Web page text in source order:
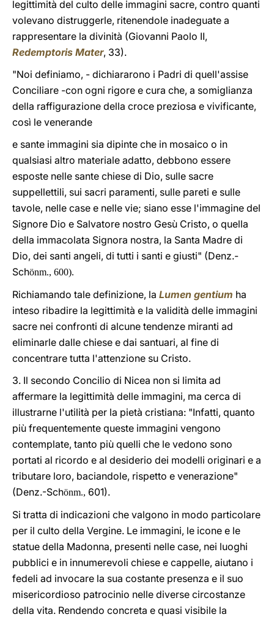
legittimità del culto delle immagini sacre, contro quanti
volevano distruggerle, ritenendole inadeguate a
rappresentare la divinità (Giovanni Paolo II,
Redemptoris Mater, 33).
"Noi definiamo, - dichiararono i Padri di quell'assise
Conciliare -con ogni rigore e cura che, a somiglianza
della raffigurazione della croce preziosa e vivificante,
così le venerande
e sante immagini sia dipinte che in mosaico o in
qualsiasi altro materiale adatto, debbono essere
esposte nelle sante chiese di Dio, sulle sacre
suppellettili, sui sacri paramenti, sulle pareti e sulle
tavole, nelle case e nelle vie; siano esse l'immagine del
Signore Dio e Salvatore nostro Gesù Cristo, o quella
della immacolata Signora nostra, la Santa Madre di
Dio, dei santi angeli, di tutti i santi e giusti" (Denz.-
Schönm., 600).
Richiamando tale definizione, la Lumen gentium ha
inteso ribadire la legittimità e la validità delle immagini
sacre nei confronti di alcune tendenze miranti ad
eliminarle dalle chiese e dai santuari, al fine di
concentrare tutta l'attenzione su Cristo.
3. Il secondo Concilio di Nicea non si limita ad
affermare la legittimità delle immagini, ma cerca di
illustrarne l'utilità per la pietà cristiana: "Infatti, quanto
più frequentemente queste immagini vengono
contemplate, tanto più quelli che le vedono sono
portati al ricordo e al desiderio dei modelli originari e a
tributare loro, baciandole, rispetto e venerazione"
(Denz.-Schönm., 601).
Si tratta di indicazioni che valgono in modo particolare
per il culto della Vergine. Le immagini, le icone e le
statue della Madonna, presenti nelle case, nei luoghi
pubblici e in innumerevoli chiese e cappelle, aiutano i
fedeli ad invocare la sua costante presenza e il suo
misericordioso patrocinio nelle diverse circostanze
della vita. Rendendo concreta e quasi visibile la